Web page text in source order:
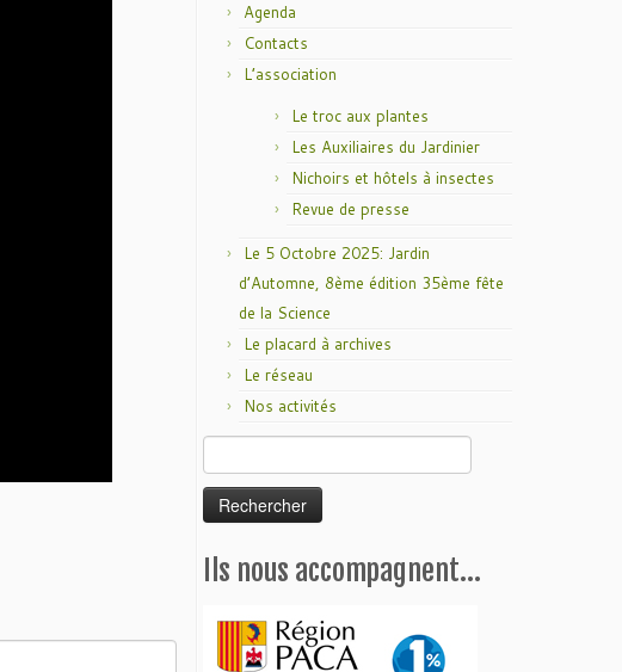
Agenda
Contacts
L’association
Le troc aux plantes
Les Auxiliaires du Jardinier
Nichoirs et hôtels à insectes
Revue de presse
Le 5 Octobre 2025: Jardin
d’Automne, 8ème édition 35ème fête
de la Science
Le placard à archives
Le réseau
Nos activités
Ils nous accompagnent…